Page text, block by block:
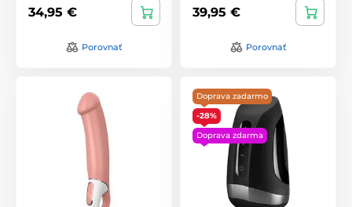
34,95 €
Porovnať
39,95 €
Porovnať
Doprava zadarmo
-28%
Doprava zdarma